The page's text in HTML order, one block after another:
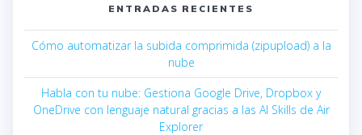
ENTRADAS RECIENTES
Cómo automatizar la subida comprimida (zipupload) a la
nube
Habla con tu nube: Gestiona Google Drive, Dropbox y
OneDrive con lenguaje natural gracias a las AI Skills de Air
Explorer